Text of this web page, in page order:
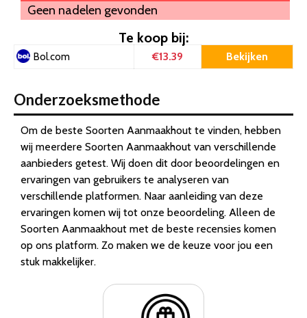
Geen nadelen gevonden
Te koop bij:
Bol.com €13.39 Bekijken
Onderzoeksmethode
Om de beste Soorten Aanmaakhout te vinden, hebben
wij meerdere Soorten Aanmaakhout van verschillende
aanbieders getest. Wij doen dit door beoordelingen en
ervaringen van gebruikers te analyseren van
verschillende platformen. Naar aanleiding van deze
ervaringen komen wij tot onze beoordeling. Alleen de
Soorten Aanmaakhout met de beste recensies komen
op ons platform. Zo maken we de keuze voor jou een
stuk makkelijker.